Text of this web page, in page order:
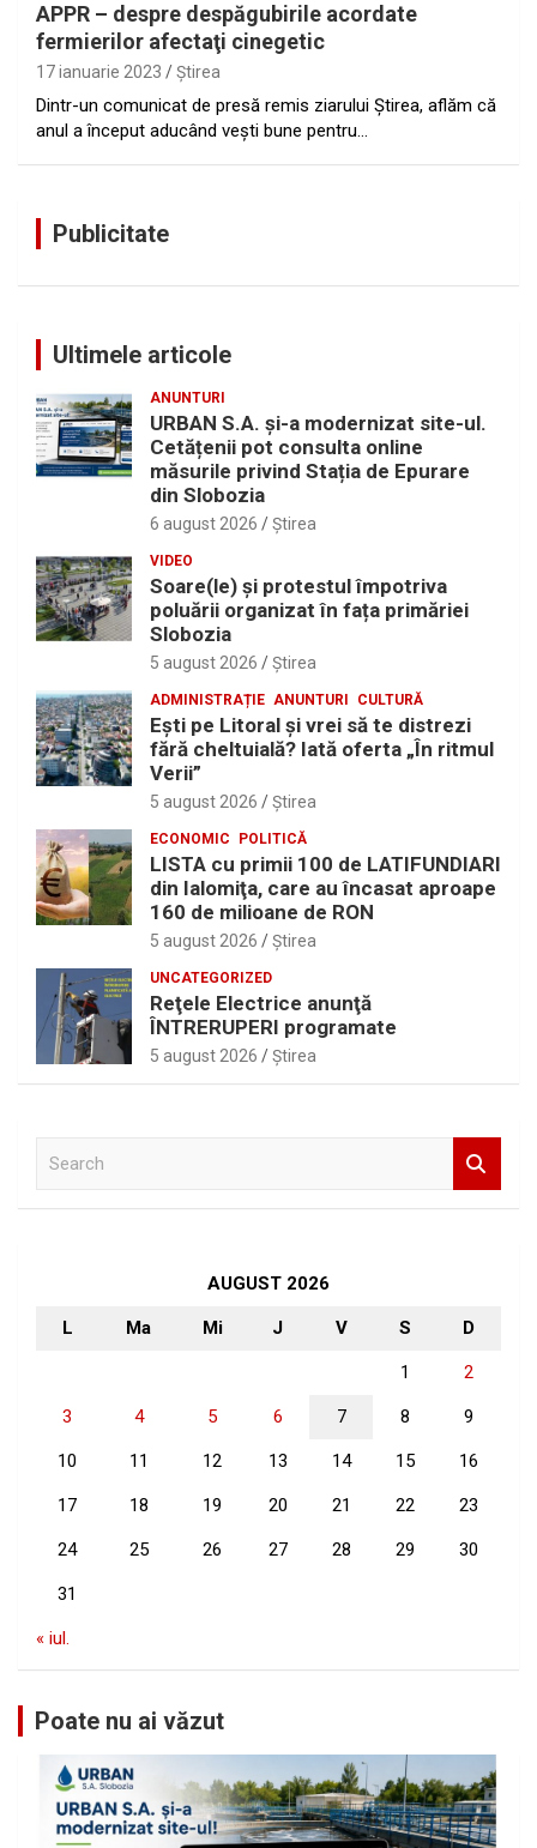
APPR – despre despăgubirile acordate
fermierilor afectaţi cinegetic
17 ianuarie 2023 Ştirea
Dintr-un comunicat de presă remis ziarului Ştirea, aflăm că
anul a început aducând vești bune pentru…
Publicitate
Ultimele articole
ANUNTURI
URBAN S.A. și-a modernizat site-ul.
Cetățenii pot consulta online
măsurile privind Stația de Epurare
din Slobozia
6 august 2026 Ştirea
VIDEO
Soare(le) și protestul împotriva
poluării organizat în fața primăriei
Slobozia
5 august 2026 Ştirea
ADMINISTRAȚIE ANUNTURI CULTURĂ
Eşti pe Litoral şi vrei să te distrezi
fără cheltuială? Iată oferta „În ritmul
Verii”
5 august 2026 Ştirea
ECONOMIC POLITICĂ
LISTA cu primii 100 de LATIFUNDIARI
din Ialomiţa, care au încasat aproape
160 de milioane de RON
5 august 2026 Ştirea
UNCATEGORIZED
Reţele Electrice anunţă
ÎNTRERUPERI programate
5 august 2026 Ştirea
AUGUST 2026
L Ma Mi J V S D
1 2
3 4 5 6 7 8 9
10 11 12 13 14 15 16
17 18 19 20 21 22 23
24 25 26 27 28 29 30
31
« iul.
Poate nu ai văzut